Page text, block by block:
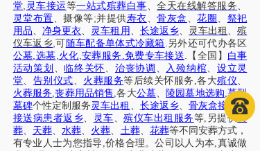
堂 灵车接运等一站式殡葬白事、全天在线解答服务、
灵堂布置、摄像等;并提供寿衣、骨灰盒 、花圈 、 祭祀
用品、 净身更衣、 灵车租用 、 长途返乡、 灵车出租 、殡
仪车返乡 可 随车配备单体式冷藏箱 另外还可代办各区
公墓 选墓 火化 安葬服务 免费专车接送 【全国】 白事
活动策划 、临终关怀、 治丧协调 、 入殓纳棺、 设立灵
堂、 告别仪式、 火葬服务等后续关怀服务 ,各大殡仪、
火葬服务,丧葬用品销售,各大公墓、 陵园墓地选购,墓型
墓碑个性定制服务 灵车出租 、 长途返乡、 骨灰盒接送、
接送病患者返乡、 灵车、殡仪车出租服务等,另提供
树
葬、 天葬、水葬、 火葬、 土葬、 花葬等不同安葬方式，
有专业人士为您指导,价格合理。公司以人为本,真诚做